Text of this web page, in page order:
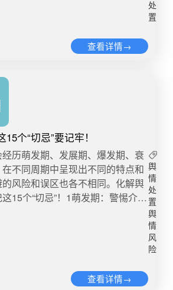
司创立初衷、专利技术、质量把
公益活动等。被网友称为是“表扬
疗证券部相关负责人接受中新经
表示，全棉时代上述致歉信其董事
想把公司目前的价值观呈现给大
果。 截止1月14日14:00
棉时代回应反转广告##全棉时代
道歉信被指全篇自夸##全棉时代
道歉#等阅读7.7亿+，讨论4.6万
至1月14日14:00时，相关数据
占总体数据的83.57%。 优讯全
处
置
查看详情→
个“切忌”要记牢！
历萌发期、发展期、爆发期、衰
不同周期中呈现出不同的特点和
风险和误区也各不相同。化解舆
15个“切忌”！1萌发期：警惕介入
负面信息，盲目控评的思维不仅无
，还会招致舆论反感、激化矛盾。
舆
情
处
置
舆
情
风
险
查看详情→